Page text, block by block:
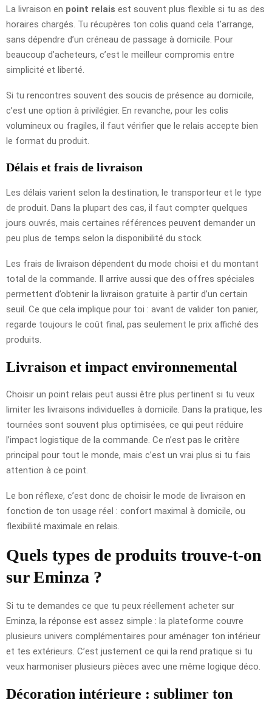
La livraison en point relais est souvent plus flexible si tu as des
horaires chargés. Tu récupères ton colis quand cela t’arrange,
sans dépendre d’un créneau de passage à domicile. Pour
beaucoup d’acheteurs, c’est le meilleur compromis entre
simplicité et liberté.
Si tu rencontres souvent des soucis de présence au domicile,
c’est une option à privilégier. En revanche, pour les colis
volumineux ou fragiles, il faut vérifier que le relais accepte bien
le format du produit.
Délais et frais de livraison
Les délais varient selon la destination, le transporteur et le type
de produit. Dans la plupart des cas, il faut compter quelques
jours ouvrés, mais certaines références peuvent demander un
peu plus de temps selon la disponibilité du stock.
Les frais de livraison dépendent du mode choisi et du montant
total de la commande. Il arrive aussi que des offres spéciales
permettent d’obtenir la livraison gratuite à partir d’un certain
seuil. Ce que cela implique pour toi : avant de valider ton panier,
regarde toujours le coût final, pas seulement le prix affiché des
produits.
Livraison et impact environnemental
Choisir un point relais peut aussi être plus pertinent si tu veux
limiter les livraisons individuelles à domicile. Dans la pratique, les
tournées sont souvent plus optimisées, ce qui peut réduire
l’impact logistique de la commande. Ce n’est pas le critère
principal pour tout le monde, mais c’est un vrai plus si tu fais
attention à ce point.
Le bon réflexe, c’est donc de choisir le mode de livraison en
fonction de ton usage réel : confort maximal à domicile, ou
flexibilité maximale en relais.
Quels types de produits trouve-t-on
sur Eminza ?
Si tu te demandes ce que tu peux réellement acheter sur
Eminza, la réponse est assez simple : la plateforme couvre
plusieurs univers complémentaires pour aménager ton intérieur
et tes extérieurs. C’est justement ce qui la rend pratique si tu
veux harmoniser plusieurs pièces avec une même logique déco.
Décoration intérieure : sublimer ton